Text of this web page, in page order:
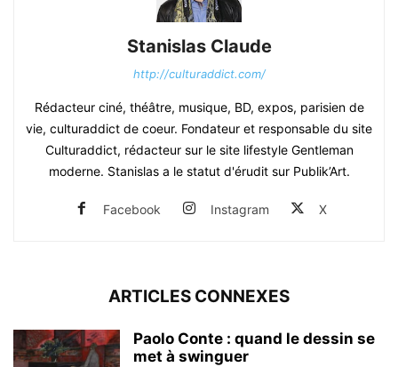
Stanislas Claude
http://culturaddict.com/
Rédacteur ciné, théâtre, musique, BD, expos, parisien de
vie, culturaddict de coeur. Fondateur et responsable du site
Culturaddict, rédacteur sur le site lifestyle Gentleman
moderne. Stanislas a le statut d'érudit sur Publik’Art.
Facebook Instagram X
ARTICLES CONNEXES
Paolo Conte : quand le dessin se
met à swinguer